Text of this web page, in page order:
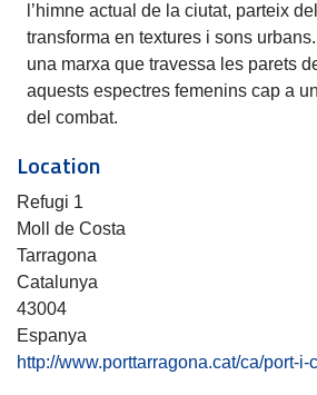
l’himne actual de la ciutat, parteix
transforma en textures i sons
una marxa que travessa les parets
aquests espectres femenins cap a
del combat.
Location
Refugi 1
Moll de Costa
Tarragona
Catalunya
43004
Espanya
http://www.porttarragona.cat/ca/port-i-